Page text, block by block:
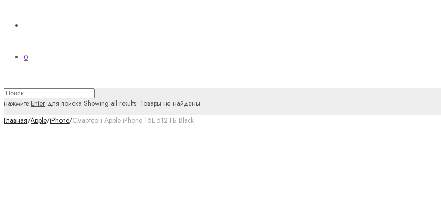
0
нажмите Enter для поиска Showing all results: Товары не найдены.
Главная/Apple/iPhone/Смартфон Apple iPhone 16E 512 ГБ Black